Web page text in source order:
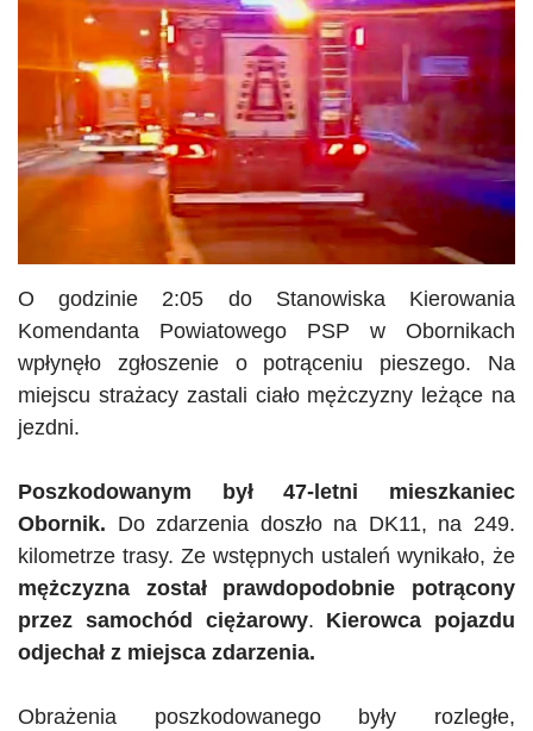
O godzinie 2:05 do Stanowiska Kierowania
Komendanta Powiatowego PSP w Obornikach
wpłynęło zgłoszenie o potrąceniu pieszego. Na
miejscu strażacy zastali ciało mężczyzny leżące na
jezdni.
Poszkodowanym był 47-letni mieszkaniec
Obornik. Do zdarzenia doszło na DK11, na 249.
kilometrze trasy. Ze wstępnych ustaleń wynikało, że
mężczyzna został prawdopodobnie potrącony
przez samochód ciężarowy. Kierowca pojazdu
odjechał z miejsca zdarzenia.
Obrażenia poszkodowanego były rozległe,